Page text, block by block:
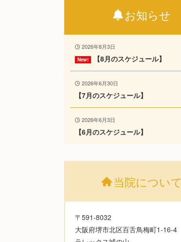
お知らせ
2026年8月3日
【8月のスケジュール】
2026年6月30日
【7月のスケジュール】
2026年6月3日
【6月のスケジュール】
当院について
〒591-8032
大阪府堺市北区百舌鳥梅町1-16-4